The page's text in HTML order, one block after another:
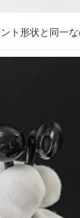
ト形状と同一